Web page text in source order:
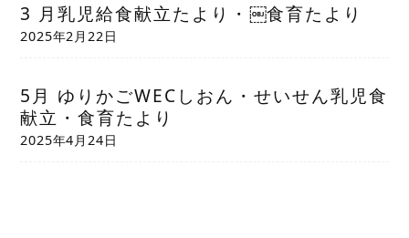
3 月乳児給食献立たより・￼食育たより
2025年2月22日
5月 ゆりかごWECしおん・せいせん乳児食
献立・食育たより
2025年4月24日